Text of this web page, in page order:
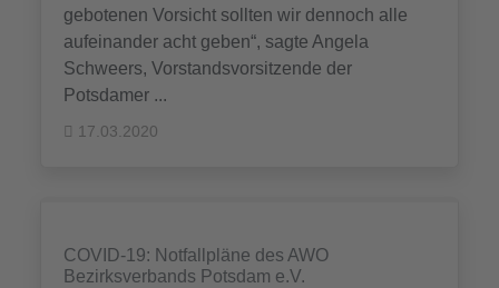
gebotenen Vorsicht sollten wir dennoch alle
aufeinander acht geben“, sagte Angela
Schweers, Vorstandsvorsitzende der
Potsdamer ...
17.03.2020
COVID-19: Notfallpläne des AWO
Bezirksverbands Potsdam e.V.